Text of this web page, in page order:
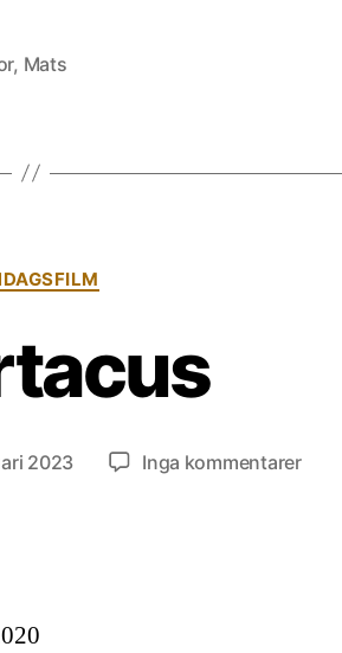
, Mats
Kategorier
2023 Inga kommentarertill